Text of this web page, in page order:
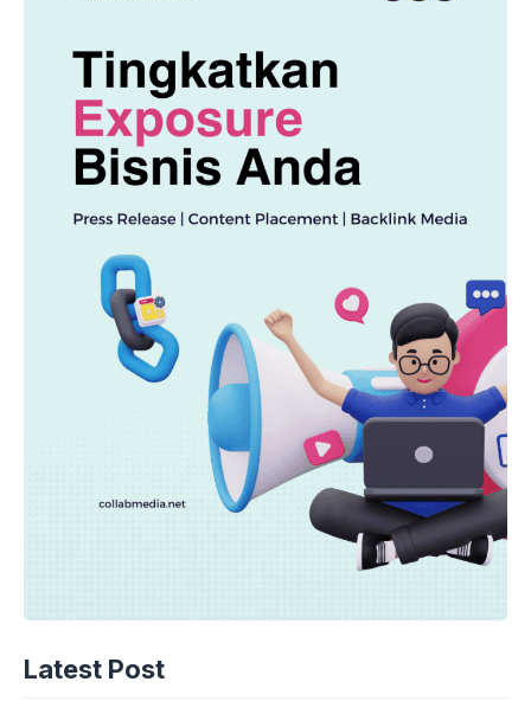
Latest Post